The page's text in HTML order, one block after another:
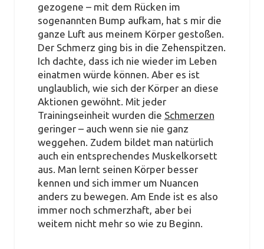
gezogene – mit dem Rücken im
sogenannten Bump aufkam, hat s mir die
ganze Luft aus meinem Körper gestoßen.
Der Schmerz ging bis in die Zehenspitzen.
Ich dachte, dass ich nie wieder im Leben
einatmen würde können. Aber es ist
unglaublich, wie sich der Körper an diese
Aktionen gewöhnt. Mit jeder
Trainingseinheit wurden die Schmerzen
geringer – auch wenn sie nie ganz
weggehen. Zudem bildet man natürlich
auch ein entsprechendes Muskelkorsett
aus. Man lernt seinen Körper besser
kennen und sich immer um Nuancen
anders zu bewegen. Am Ende ist es also
immer noch schmerzhaft, aber bei
weitem nicht mehr so wie zu Beginn.